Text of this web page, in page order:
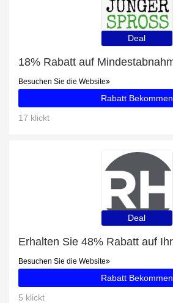
Deal
Besuchen Sie die Website
Rabatt Bekommen
17 klickt
Deal
Besuchen Sie die Website
Rabatt Bekommen
5 klickt